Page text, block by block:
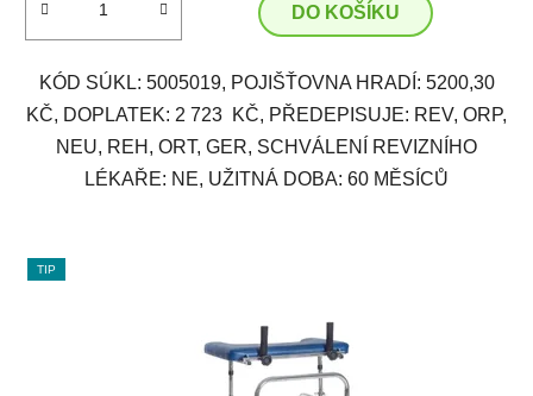
DO KOŠÍKU
KÓD SÚKL: 5005019, POJIŠŤOVNA HRADÍ: 5200,30
KČ, DOPLATEK: 2 723 KČ, PŘEDEPISUJE: REV, ORP,
NEU, REH, ORT, GER, SCHVÁLENÍ REVIZNÍHO
LÉKAŘE: NE, UŽITNÁ DOBA: 60 MĚSÍCŮ
TIP